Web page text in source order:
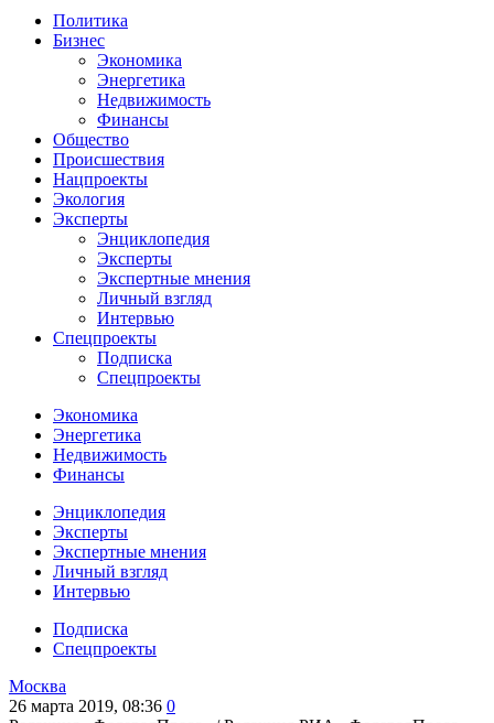
Политика
Бизнес
Экономика
Энергетика
Недвижимость
Финансы
Общество
Происшествия
Нацпроекты
Экология
Эксперты
Энциклопедия
Эксперты
Экспертные мнения
Личный взгляд
Интервью
Спецпроекты
Подписка
Спецпроекты
Экономика
Энергетика
Недвижимость
Финансы
Энциклопедия
Эксперты
Экспертные мнения
Личный взгляд
Интервью
Подписка
Спецпроекты
Москва
26 марта 2019, 08:36 0